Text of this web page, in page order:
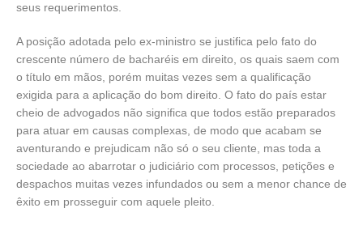
seus requerimentos.
A posição adotada pelo ex-ministro se justifica pelo fato do
crescente número de bacharéis em direito, os quais saem com
o título em mãos, porém muitas vezes sem a qualificação
exigida para a aplicação do bom direito. O fato do país estar
cheio de advogados não significa que todos estão preparados
para atuar em causas complexas, de modo que acabam se
aventurando e prejudicam não só o seu cliente, mas toda a
sociedade ao abarrotar o judiciário com processos, petições e
despachos muitas vezes infundados ou sem a menor chance de
êxito em prosseguir com aquele pleito.